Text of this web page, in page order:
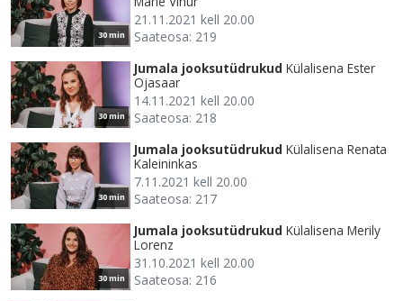
30 min
21.11.2021 kell 20.00
Saateosa: 219
30 min
Jumala jooksutüdrukud Külalisena Ester
Ojasaar
14.11.2021 kell 20.00
Saateosa: 218
30 min
Jumala jooksutüdrukud Külalisena Renata
Kaleininkas
7.11.2021 kell 20.00
Saateosa: 217
30 min
Jumala jooksutüdrukud Külalisena Merily
Lorenz
31.10.2021 kell 20.00
Saateosa: 216